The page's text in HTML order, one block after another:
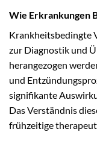
Wie Erkrankungen
Krankheitsbedingte
zur Diagnostik und
herangezogen
und
signifikante
Das Verständnis
frühzeitige